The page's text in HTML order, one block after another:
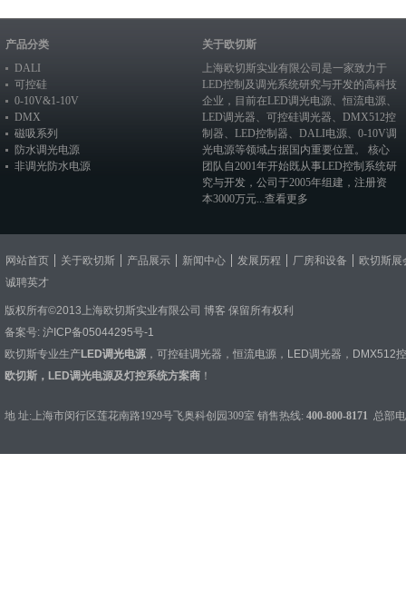
产品分类
DALI
可控硅
0-10V&1-10V
DMX
磁吸系列
防水调光电源
非调光防水电源
关于欧切斯
上海欧切斯实业有限公司是一家致力于
LED控制及调光系统研究与开发的高科技
企业，目前在LED调光电源、恒流电源、
LED调光器、 可控硅调光器、 DMX512控
制器、 LED控制器、 DALI电源、 0-10V调
光电源等领域占据国内重要位置。 核心
团队自2001年开始既从事LED控制系统研
究与开发，公司于2005年组建，注册资
本3000万元...查看更多
网站首页 关于欧切斯 产品展示 新闻中心 发展历程 厂房和设备
欧切斯展
诚聘英才
版权所有©2013上海欧切斯实业有限公司 博客 保留所有权利
备案号: 沪ICP备05044295号-1
欧切斯专业生产LED调光电源 ， 可控硅调光器 ， 恒流电源 ， LED调光器 ， DMX512
欧切斯，LED调光电源及灯控系统方案商 ！
地 址:上海市闵行区莲花南路1929号飞奥科创园309室 销售热线: 400-800-8171 总部